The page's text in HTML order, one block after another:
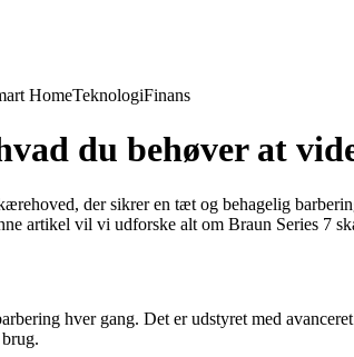
HomeTeknologiFinans
du behøver at
der sikrer en tæt og behagelig
artikel vil vi udforske alt om Braun Series 7
hver gang. Det er udstyret med